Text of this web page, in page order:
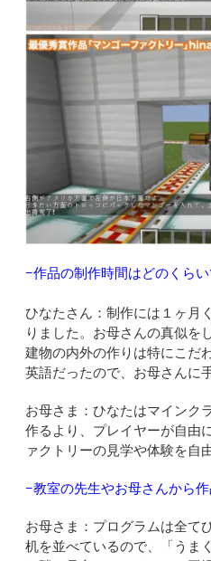
−作品の制作時間はどのくら
ひなたさん：制作には１ヶ月
りました。お母さんの真似を
建物の内外の作りは特にこだ
英語だったので、お母さんに
お母さま：ひなたはマインク
作るより、プレイヤーが自由
ァクトリーの見学や体験を自
−教室の先生やお母さんから
お母さま：プログラムは全て
机を並べているので、「うま